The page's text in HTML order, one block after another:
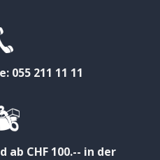
055 211 11 11
ab CHF 100.-- in der